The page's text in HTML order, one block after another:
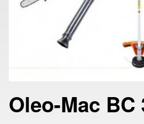
Oleo-Mac BC